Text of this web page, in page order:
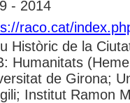
- 2014
raco.cat/
Històric de la
Humanitats
de Girona;
Institut Ramon